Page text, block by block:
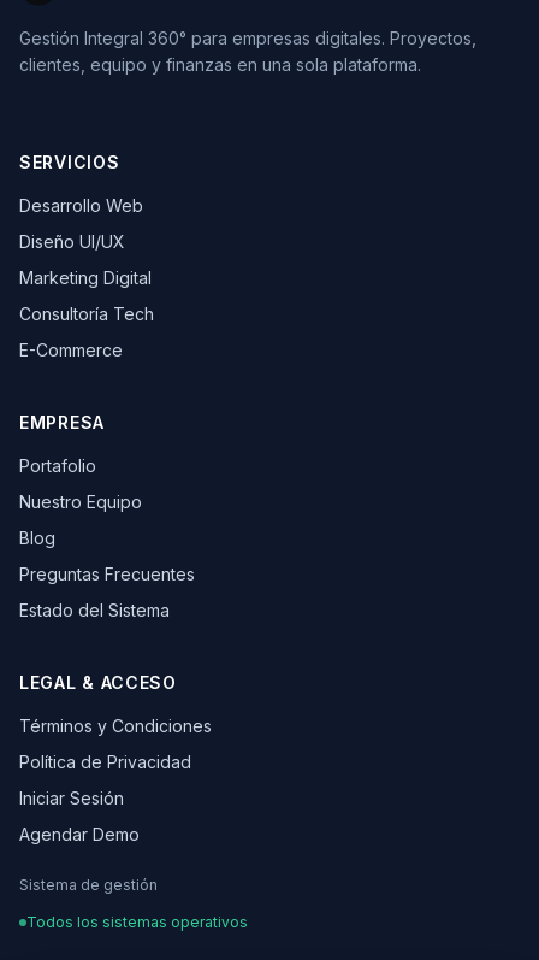
Gestión Integral 360° para empresas digitales. Proyectos,
clientes, equipo y finanzas en una sola plataforma.
SERVICIOS
Desarrollo Web
Diseño UI/UX
Marketing Digital
Consultoría Tech
E-Commerce
EMPRESA
Portafolio
Nuestro Equipo
Blog
Preguntas Frecuentes
Estado del Sistema
LEGAL & ACCESO
Términos y Condiciones
Política de Privacidad
Iniciar Sesión
Agendar Demo
Sistema de gestión
Todos los sistemas operativos